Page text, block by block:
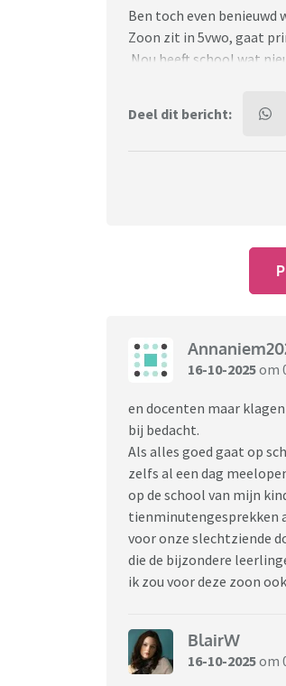
Ben toch even benieuwd
Zoon zit in 5vwo, gaat
Nou heeft school wat
uitnodigingsmail over,
het vo van mijn
Heb net ook een
Maar vraag me nou
Deel dit bericht:
16-10-2025om
en docenten maar
bij bedacht.
Als alles goed gaat op
zelfs al een dag
op de school van mijn
tienminutengesprekken
voor onze slechtziende
die de bijzondere
ik zou voor deze zoon
BlairW
16-10-2025om